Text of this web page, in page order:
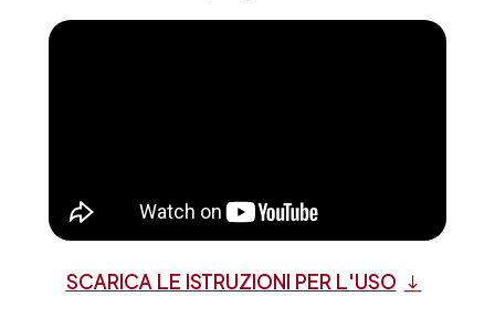
SCARICA LE ISTRUZIONI PER L'USO